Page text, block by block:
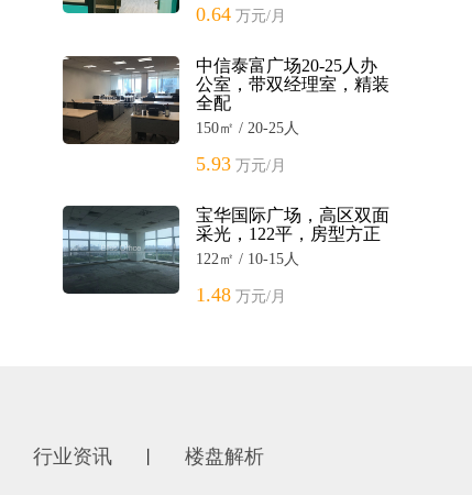
0.64 万元/月
中信泰富广场20-25人办
公室，带双经理室，精装
全配
150㎡ / 20-25人
5.93 万元/月
宝华国际广场，高区双面
采光，122平，房型方正
122㎡ / 10-15人
1.48 万元/月
行业资讯 楼盘解析